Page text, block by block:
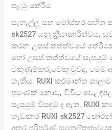
පළමු තේරීම
සැහැල්ලු සහ මෝස්තර සහිත
sk2527 යනු ක්‍රියාකාරීත්වය,
කරන උසස් තත්ත්වයේ
හෝ උසස් තත්ත්වයේ සැපයුම්
විකුණුම්කරුවෙකු වුවද, මෙම
හැකිය. RUXI කර්මාන්ත
පමණක් නොව, විවිධ වෙළඳපල
සැපයුම් විසඳුම් ද ඇත. RUXI
හැඩකාර RUXI sk2527
අතර පරිපූර්ණ